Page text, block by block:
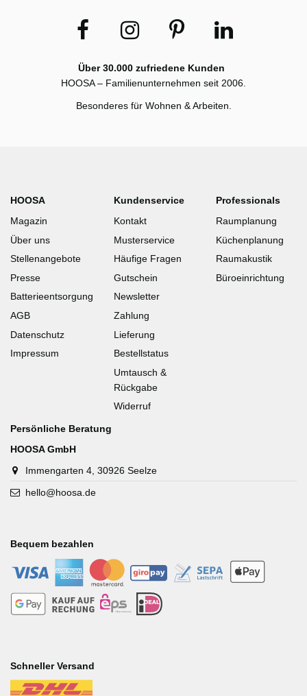
Über 30.000 zufriedene Kunden
HOOSA – Familienunternehmen seit 2006.
Besonderes für Wohnen & Arbeiten.
HOOSA
Magazin
Über uns
Stellenangebote
Presse
Batterieentsorgung
AGB
Datenschutz
Impressum
Kundenservice
Kontakt
Musterservice
Häufige Fragen
Gutschein
Newsletter
Zahlung
Lieferung
Bestellstatus
Umtausch &
Rückgabe
Widerruf
Professionals
Raumplanung
Küchenplanung
Raumakustik
Büroeinrichtung
Persönliche Beratung
HOOSA GmbH
Immengarten 4, 30926 Seelze
hello@hoosa.de
Bequem bezahlen
-
- - - -
- - - -
Schneller Versand